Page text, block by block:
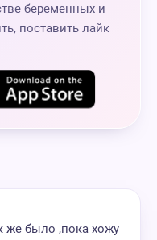
беременных и
поставить лайк
же было ,пока хожу